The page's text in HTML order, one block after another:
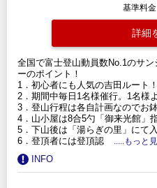
基準料金
詳細
全国で富士登山動員数No.1のサ
ーのポイント！
1．初心者にも人気の吉田ルート
2．期間中毎日1名様催行。1名様
3．登山行程は各自計画なのでお
4．山小屋は8合5勺「御来光館」
5．下山後は「湯らぎの里」にて
6．登頂者には登頂認
.....もっと
INFO